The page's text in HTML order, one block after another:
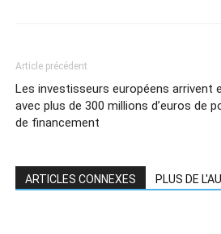
Article précédent
Les investisseurs européens arrivent
avec plus de 300 millions d’euros de
de financement
ARTICLES CONNEXES PLUS DE